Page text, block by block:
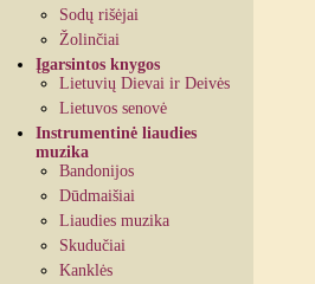
Sodų rišėjai
Žolinčiai
Įgarsintos knygos
Lietuvių Dievai ir Deivės
Lietuvos senovė
Instrumentinė liaudies
muzika
Bandonijos
Dūdmaišiai
Liaudies muzika
Skudučiai
Kanklės